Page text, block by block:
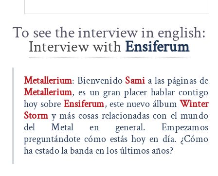
To see the interview in english:
Interview with Ensiferum
Metallerium: BienvenidoSami a las páginas de
Metallerium, es un gran placer hablar contigo
hoy sobre Ensiferum, este nuevo álbum Winter
Storm y más cosas relacionadas con el mundo
del Metal en general. Empezamos
preguntándote cómo estás hoy en día. ¿Cómo
ha estado la banda en los últimos años?